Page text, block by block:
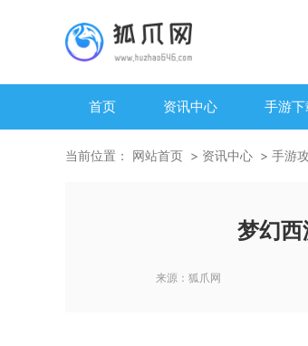
首页 资讯中心 手游下
当前位置： 网站首页 资讯中心 手游
梦幻
来源： 狐爪网